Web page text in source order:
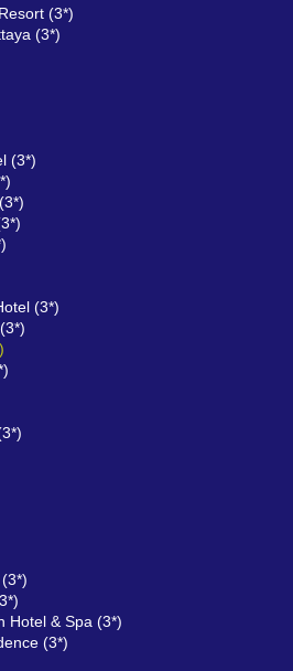
(3*)
(3*)
(3*)
(3*)
Hotel & Spa (3*)
(3*)